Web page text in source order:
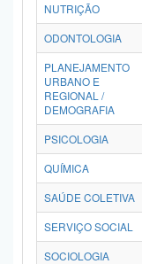
NUTRIÇÃO
ODONTOLOGIA
PLANEJAMENTO
URBANO E
REGIONAL /
DEMOGRAFIA
PSICOLOGIA
QUÍMICA
SAÚDE COLETIVA
SERVIÇO SOCIAL
SOCIOLOGIA